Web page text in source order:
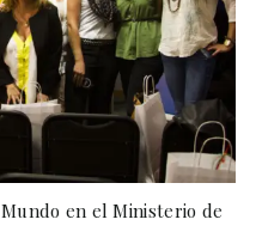
en el Ministerio de